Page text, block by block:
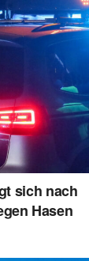
sich nach
Hasen